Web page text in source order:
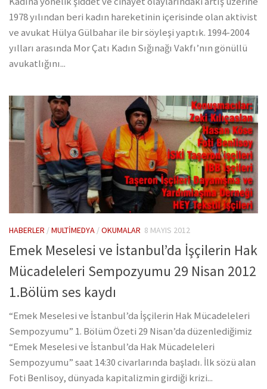
1978 yılından beri kadın hareketinin içerisinde olan aktivist
ve avukat Hülya Gülbahar ile bir söyleşi yaptık. 1994-2004
yılları arasında Mor Çatı Kadın Sığınağı Vakfı’nın gönüllü
avukatlığını...
HABERLER /MULTIMEDYA /OKUMALAR 8 MAYIS 2012
Emek Meselesi ve İstanbul’da İşçilerin Hak
Mücadeleleri Sempozyumu 29 Nisan 2012
1.Bölüm ses kaydı
“Emek Meselesi ve İstanbul’da İşçilerin Hak Mücadeleleri
Sempozyumu” 1. Bölüm Özeti 29 Nisan’da düzenlediğimiz
“Emek Meselesi ve İstanbul’da Hak Mücadeleleri
Sempozyumu” saat 14:30 civarlarında başladı. İlk sözü alan
Foti Benlisoy, dünyada kapitalizmin girdiği krizi...